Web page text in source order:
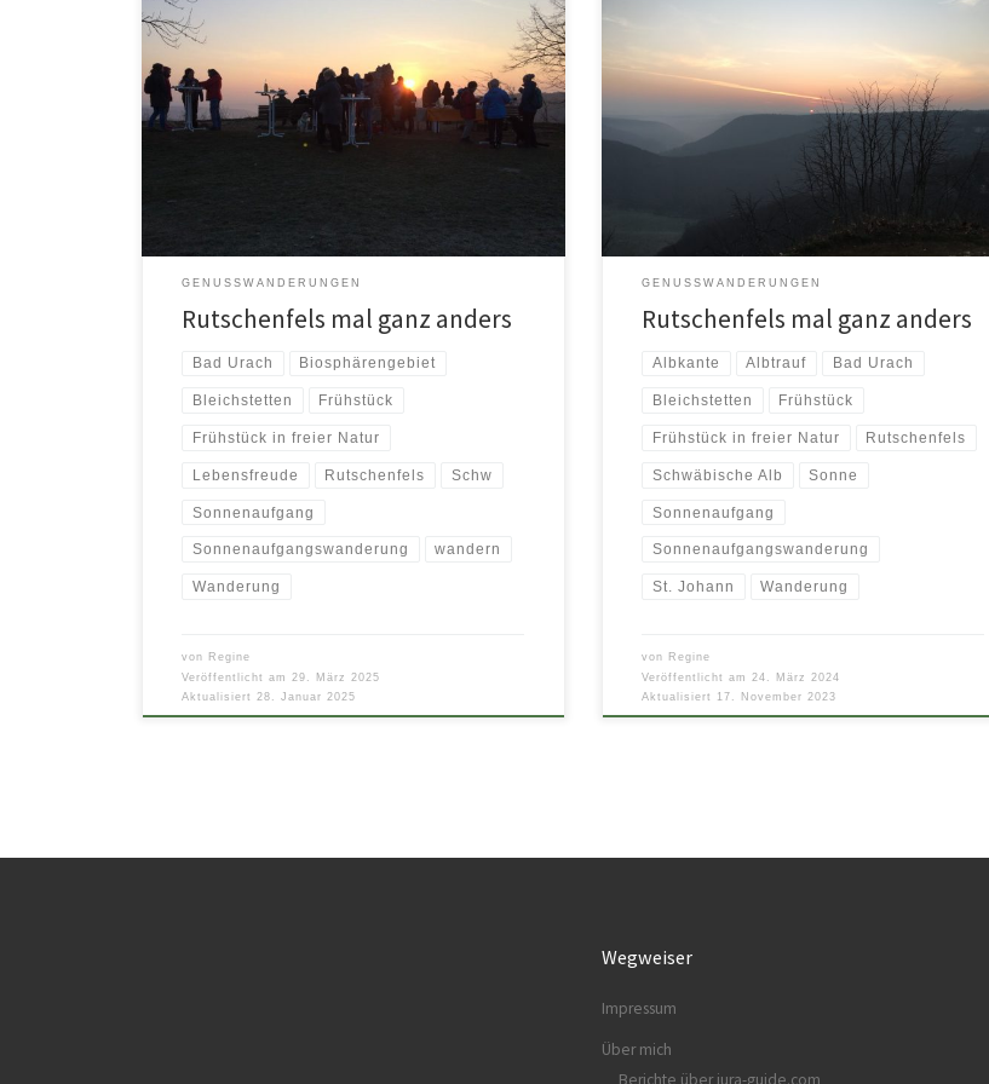
Nix für Langschläfer! Wer einen Sonnenaufgang
erleben will, der muss früh aus den Federn springen.
Sonnenaufgangstour zur Albkante bei Bad […]
GENUSSWANDERUNGEN
Rutschenfels mal ganz anders
Bad Urach Biosphärengebiet
Bleichstetten Frühstück
Frühstück in freier Natur
Lebensfreude Rutschenfels Schw
Sonnenaufgang
Sonnenaufgangswanderung wandern
Wanderung
von Regine
Veröffentlicht am29. März 2025
Aktualisiert 28. Januar 2025
Nix für Langschläfer! Wer einen Sonnenaufgang
erleben will, der muss früh aus den Federn springen.
Sonnenaufgangstour zur Albkante bei Bad […]
GENUSSWANDERUNGEN
Rutschenfels mal ganz anders
Albkante Albtrauf Bad Urach
Bleichstetten Frühstück
Frühstück in freier Natur Rutschenfels
Schwäbische Alb Sonne
Sonnenaufgang
Sonnenaufgangswanderung
St. Johann Wanderung
von Regine
Veröffentlicht am24. März 2024
Aktualisiert 17. November 2023
Wegweiser
Impressum
Über mich
Berichte über jura-guide.com